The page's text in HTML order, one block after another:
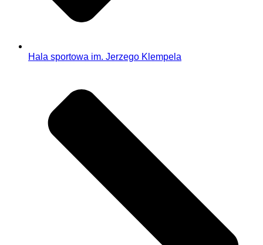
Hala sportowa im. Jerzego Klempela